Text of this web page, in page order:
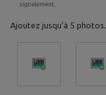
signalement.
Ajoutez jusqu'à 5